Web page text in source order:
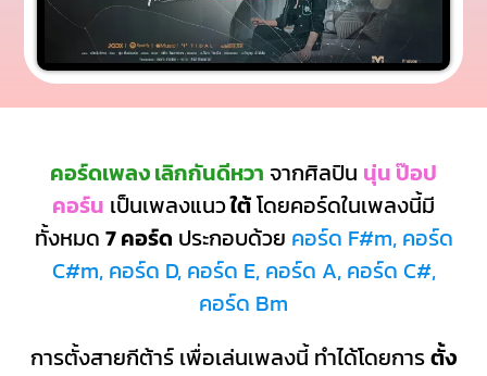
คอร์ดเพลง เลิกกันดีหวา จากศิลปิน นุ่น ป๊อป
คอร์น เป็นเพลงแนวใต้โดยคอร์ดในเพลงนี้มี
ทั้งหมด 7 คอร์ด ประกอบด้วย คอร์ด F#m, คอร์ด
C#m, คอร์ด D, คอร์ด E, คอร์ด A, คอร์ด C#,
คอร์ด Bm
การตั้งสายกีต้าร์ เพื่อเล่นเพลงนี้ ทำได้โดยการตั้ง